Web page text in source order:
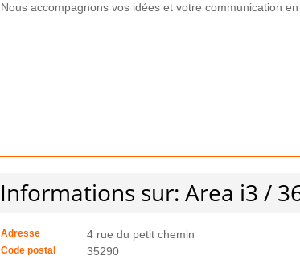
Nous accompagnons vos idées et votre communication en
Informations sur: Area i3 /
Adresse 4 rue du petit chemin
Code postal 35290